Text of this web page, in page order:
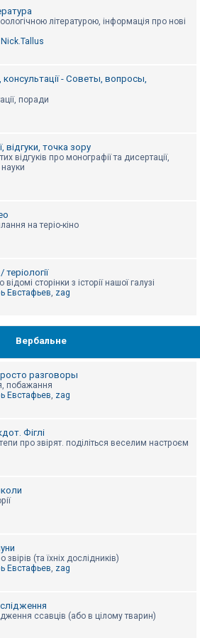
літературою, інформація про нові
Nick.Tallus
- Советы, вопросы,
поради
відгуки, точка зору
відгуків про монографії та дисертації,
на теріо-кіно
теріології
сторінки з історії нашої галузі
Евстафьев, zag
Вербальне
разговоры
побажання
Евстафьев, zag
Фіглі
про звірят. поділіться веселим настроєм
(та їхніх дослідників)
Евстафьев, zag
ссавців (або в цілому тварин)